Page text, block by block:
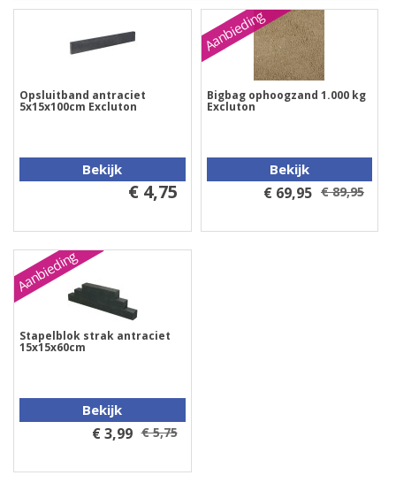
Opsluitband antraciet
5x15x100cm Excluton
Bekijk
€ 4,75
Aanbieding
Bigbag ophoogzand 1.000 kg
Excluton
Bekijk
€ 69,95 € 89,95
Aanbieding
Stapelblok strak antraciet
15x15x60cm
Bekijk
€ 3,99 € 5,75